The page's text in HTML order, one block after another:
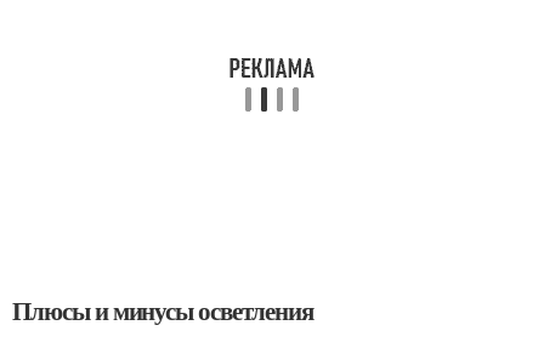
Плюсы и минусы осветления